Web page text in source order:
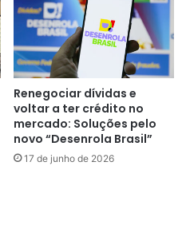
Renegociar dívidas e
voltar a ter crédito no
mercado: Soluções pelo
novo “Desenrola Brasil”
17 de junho de 2026